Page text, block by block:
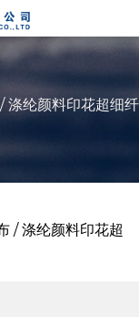
/涤纶颜料印花超细纤
/涤纶颜料印花超